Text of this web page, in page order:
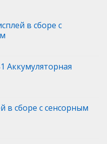
в сборе с
Аккумуляторная
в сборе с сенсорным